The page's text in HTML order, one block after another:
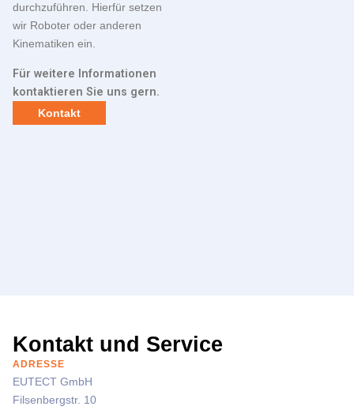
durchzuführen. Hierfür setzen
wir Roboter oder anderen
Kinematiken ein.
Für weitere Informationen
kontaktieren Sie uns gern.
Kontakt
Kontakt und Service
ADRESSE
EUTECT GmbH
Filsenbergstr. 10